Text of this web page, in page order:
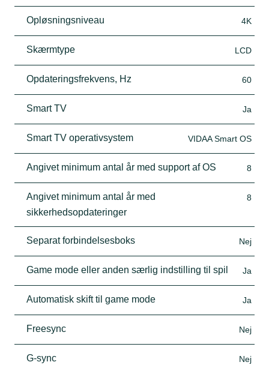
Opløsningsniveau 4K
Skærmtype LCD
Opdateringsfrekvens, Hz 60
Smart TV Ja
Smart TV operativsystem VIDAA Smart OS
Angivet minimum antal år med support af OS 8
Angivet minimum antal år med
sikkerhedsopdateringer
8
Separat forbindelsesboks Nej
Game mode eller anden særlig indstilling til spil Ja
Automatisk skift til game mode Ja
Freesync Nej
G-sync Nej